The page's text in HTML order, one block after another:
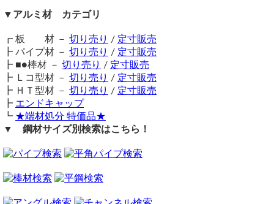
工程が異なりますので、加工代については一度お見積り依頼
送料（養生梱包費含む）は数量に応じて別途掛かります。
工業用鋼材となりますので、材料の移動・切断・加工・配送
に伴う擦り傷や汚れ・歪み等が発生します事をご了承くださ
い。
商品の返品・交換はお受けできません。
商品購入は自動計算フォームに必要寸法・数量等を入力し、
試算結果を確認後、買い物カートに追加して注文フォームへ
とお進みください。
ご注文メール返信にて送料・振込先等をご連絡いたします。
自動計算フォームでの試算ができない場合や複雑な加工を伴
う品の場合は、メールフォーム（見積依頼・注文依頼）より
お問い合わせください。
⇒ アルミ 丸棒 定寸販売
⇒ アルミ丸棒（A2017ジュラルミン）切り売り
⇒ アルミ ネジ付き丸棒（A5056材）雄ネジ加工切り売り
⇒ 鉄 丸棒 各種 切り売り
⇒ ステンレス 丸棒 切り売り
加工希望の場合は寸法入りの図面をお送りください
アルミ丸棒を円に加工
アルミ丸棒A2017、A5056、径６mm、長さ８６０mmを円状に曲げる
す。一本あたりの加工料金も教えてください。
▼アルミ材 カテゴリ
┏ 板 材 － 切り売り / 定寸販売
┣ パイプ材 － 切り売り / 定寸販売
┣ ■●棒材 － 切り売り / 定寸販売
┣ Ｌコ型材 － 切り売り / 定寸販売
┣ ＨＴ型材 － 切り売り / 定寸販売
┣ エンドキャップ
┗ ★端材処分 特価品★
▼ 鋼材サイズ別検索はこちら！